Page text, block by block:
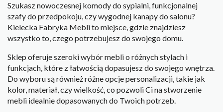
Szukasz nowoczesnej komody do sypialni, funkcjonalnej
szafy do przedpokoju, czy wygodnej kanapy do salonu?
Kielecka Fabryka Mebli to miejsce, gdzie znajdziesz
wszystko to, czego potrzebujesz do swojego domu.
Sklep oferuje szeroki wybór mebli o różnych stylach i
funkcjach, które z łatwością dopasujesz do swojego wnętrza.
Do wyboru są również różne opcje personalizacji, takie jak
kolor, materiał, czy wielkość, co pozwoli Ci na stworzenie
mebli idealnie dopasowanych do Twoich potrzeb.